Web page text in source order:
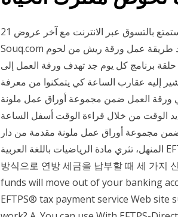
21 ورقة عمل للارتقاء بأداء الدفاع المدني المدينة - الرياض استمتع بالتسوق عبر الانترنت مع آخر عروض
Souq.com لحوم_الأنجوس #الشيف_محمد_إبراهيم #كل_يوم_جديد طريقة عمل ورقة ريش من لحوم
برنامج كل يوم جد تهدف ورقة العمل إلى
إليه عقارب الساعة كي يتمكنوا من معرفة
ورقة العمل ضمن مجموعة أوراق عمل ملونة
الوقت من خلال قراءة الوقت أسفل الساعة
مجموعة أوراق عمل ملونة مقدمة من دار
المنهل، تثري مادة الرياضيات باللغة العربية EFTPS®는 다음을 제공합니다. 신뢰할 수 있는 보안. 전자
방식으로 연방 세금을 납부할 때 세 가지
funds will move out of your banking
EFTPS® tax payment service Web